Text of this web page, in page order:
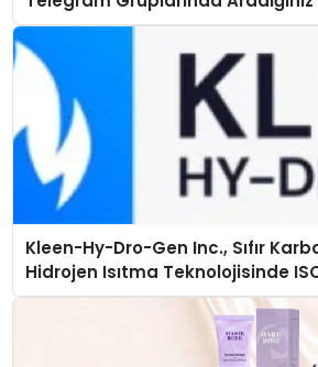
Kleen-Hy-Dro-Gen Inc., Sıfır
Hidrojen Isıtma Teknolojisinde
Düzenleyici Onaylarını Aldı